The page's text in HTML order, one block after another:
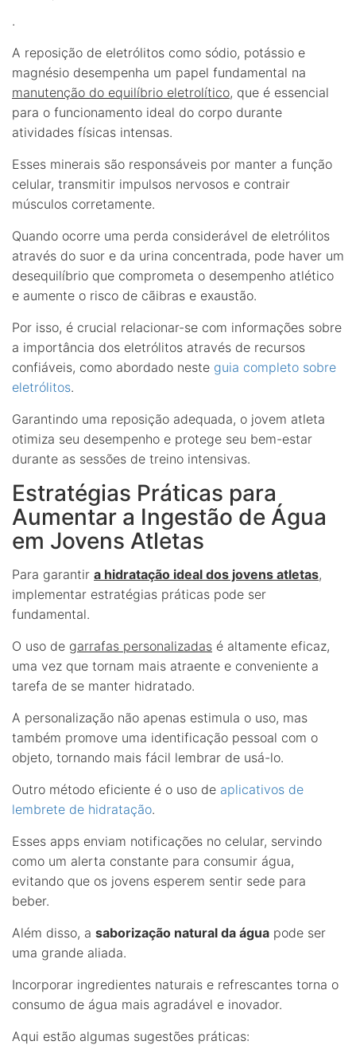
.
A reposição de eletrólitos como sódio, potássio e
magnésio desempenha um papel fundamental na
manutenção do equilíbrio eletrolítico, que é essencial
para o funcionamento ideal do corpo durante
atividades físicas intensas.
Esses minerais são responsáveis por manter a função
celular, transmitir impulsos nervosos e contrair
músculos corretamente.
Quando ocorre uma perda considerável de eletrólitos
através do suor e da urina concentrada, pode haver um
desequilíbrio que comprometa o desempenho atlético
e aumente o risco de cãibras e exaustão.
Por isso, é crucial relacionar-se com informações sobre
a importância dos eletrólitos através de recursos
confiáveis, como abordado neste guia completo sobre
eletrólitos.
Garantindo uma reposição adequada, o jovem atleta
otimiza seu desempenho e protege seu bem-estar
durante as sessões de treino intensivas.
Estratégias Práticas para
Aumentar a Ingestão de Água
em Jovens Atletas
Para garantir a hidratação ideal dos jovens atletas,
implementar estratégias práticas pode ser
fundamental.
O uso de garrafas personalizadas é altamente eficaz,
uma vez que tornam mais atraente e conveniente a
tarefa de se manter hidratado.
A personalização não apenas estimula o uso, mas
também promove uma identificação pessoal com o
objeto, tornando mais fácil lembrar de usá-lo.
Outro método eficiente é o uso de aplicativos de
lembrete de hidratação.
Esses apps enviam notificações no celular, servindo
como um alerta constante para consumir água,
evitando que os jovens esperem sentir sede para
beber.
Além disso, a saborização natural da água pode ser
uma grande aliada.
Incorporar ingredientes naturais e refrescantes torna o
consumo de água mais agradável e inovador.
Aqui estão algumas sugestões práticas: